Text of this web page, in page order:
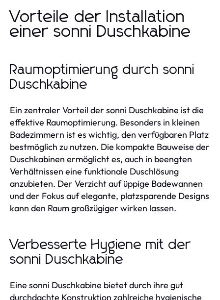
Vorteile der Installation
einer sonni Duschkabine
Raumoptimierung durch sonni
Duschkabine
Ein zentraler Vorteil der sonni Duschkabine ist die
effektive Raumoptimierung. Besonders in kleinen
Badezimmern ist es wichtig, den verfügbaren Platz
bestmöglich zu nutzen. Die kompakte Bauweise der
Duschkabinen ermöglicht es, auch in beengten
Verhältnissen eine funktionale Duschlösung
anzubieten. Der Verzicht auf üppige Badewannen
und der Fokus auf elegante, platzsparende Designs
kann den Raum großzügiger wirken lassen.
Verbesserte Hygiene mit der
sonni Duschkabine
Eine sonni Duschkabine bietet durch ihre gut
durchdachte Konstruktion zahlreiche hygienische